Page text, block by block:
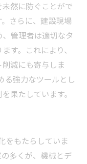
然に防ぐことがで
さらに、建設現場
管理者は適切なタ
す。これにより、
減にも寄与しま
る強力なツールとし
果たしています。
をもたらしていま
多くが、機械とデ